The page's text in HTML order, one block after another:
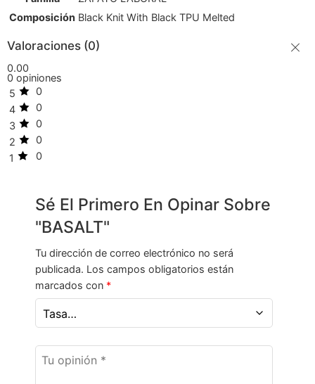
Composición Black Knit With Black TPU Melted
Valoraciones (0)
0.00
0 opiniones
5
0
4
0
3
0
2
0
1
0
Sé El Primero En Opinar Sobre
"BASALT"
Tu dirección de correo electrónico no será
publicada. Los campos obligatorios están
marcados con *